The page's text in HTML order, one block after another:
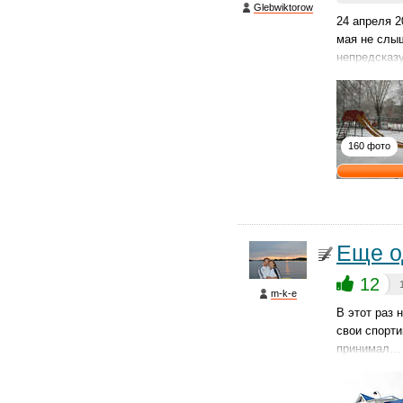
Glebwiktorow
24 апреля
мая не
160 фото
m-k-e
Еще
12
В этот раз
свои
принимал…